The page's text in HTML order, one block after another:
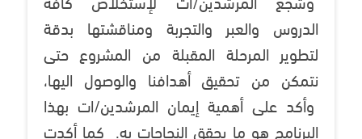
الدروس والعبر والتجربة ومناقشتها بدقة
لتطوير المرحلة المقبلة من المشروع حتى
نتمكن من تحقيق أهدافنا والوصول اليها،
وأكد على أهمية إيمان المرشدين/ات بهذا
البرنامج هو ما يحقق النجاحات به. كما أكدت